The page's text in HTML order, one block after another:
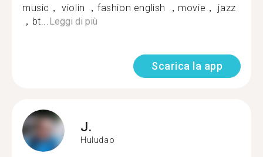
music， violin ，fashion english ，movie， jazz
，bt...Leggi di più
Scarica la app
J.
Huludao